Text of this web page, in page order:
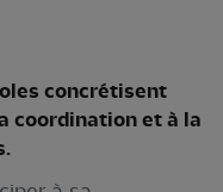
concrétisent
coordination et à la